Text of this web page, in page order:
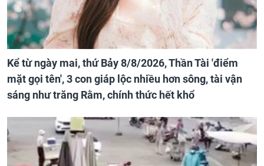
Kể từ ngày mai, thứ Bảy 8/8/2026, Thần Tài 'điểm
mặt gọi tên', 3 con giáp lộc nhiều hơn sông, tài vận
sáng như trăng Rằm, chính thức hết khổ